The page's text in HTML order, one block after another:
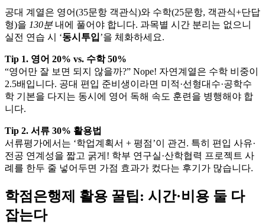
공대 계열은 영어(35문항 객관식)와 수학(25문항, 객관식+단답
형)을 130분 내에 풀어야 합니다. 과목별 시간 분리는 없으니
실전 연습 시 ‘동시투입’을 체화하세요.
Tip 1. 영어 20% vs. 수학 50%
“영어만 잘 보면 되지 않을까?” Nope! 자연계열은 수학 비중이
2.5배입니다. 공대 편입 준비생이라면 미적·선형대수·공학수
학 기본을 다지는 동시에 영어 독해 속도 훈련을 병행해야 합
니다.
Tip 2. 서류 30% 활용법
서류평가에서는 ‘학업계획서 + 평점’이 관건. 특히 편입 사유·
전공 연계성을 짧고 굵게! 학부 연구실·산학협력 프로젝트 사
례를 한두 줄 넣어두면 가점 효과가 컸다는 후기가 많습니다.
학점은행제 활용 꿀팁: 시간·비용 둘 다
잡는다